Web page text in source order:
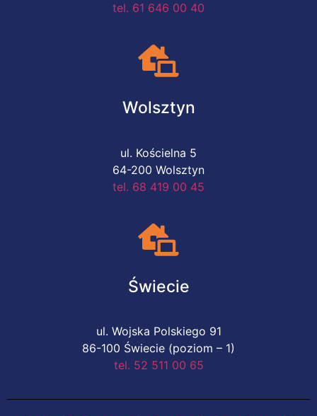
tel. 61 646 00 40
Wolsztyn
ul. Kościelna 5
64-200 Wolsztyn
tel. 68 419 00 45
Świecie
ul. Wojska Polskiego 91
86-100 Świecie (poziom – 1)
tel. 52 511 00 65